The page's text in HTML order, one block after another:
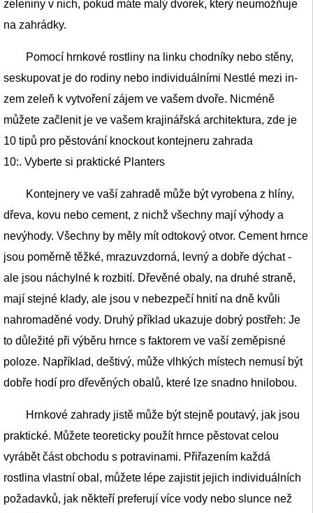
zeleniny v nich, pokud máte malý dvorek, který neumožňuje
na zahrádky.
Pomocí hrnkové rostliny na linku chodníky nebo stěny,
seskupovat je do rodiny nebo individuálními Nestlé mezi in-
zem zeleň k vytvoření zájem ve vašem dvoře. Nicméně
můžete začlenit je ve vašem krajinářská architektura, zde je
10 tipů pro pěstování knockout kontejneru zahrada
10:. Vyberte si praktické Planters
Kontejnery ve vaší zahradě může být vyrobena z hlíny,
dřeva, kovu nebo cement, z nichž všechny mají výhody a
nevýhody. Všechny by měly mít odtokový otvor. Cement hrnce
jsou poměrně těžké, mrazuvzdorná, levný a dobře dýchat -
ale jsou náchylné k rozbití. Dřevěné obaly, na druhé straně,
mají stejné klady, ale jsou v nebezpečí hnití na dně kvůli
nahromaděné vody. Druhý příklad ukazuje dobrý postřeh: Je
to důležité při výběru hrnce s faktorem ve vaší zeměpisné
poloze. Například, deštivý, může vlhkých místech nemusí být
dobře hodí pro dřevěných obalů, které lze snadno hnilobou.
Hrnkové zahrady jistě může být stejně poutavý, jak jsou
praktické. Můžete teoreticky použít hrnce pěstovat celou
vyrábět část obchodu s potravinami. Přiřazením každá
rostlina vlastní obal, můžete lépe zajistit jejich individuálních
požadavků, jak někteří preferují více vody nebo slunce než